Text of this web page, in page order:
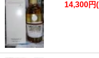
14,300円